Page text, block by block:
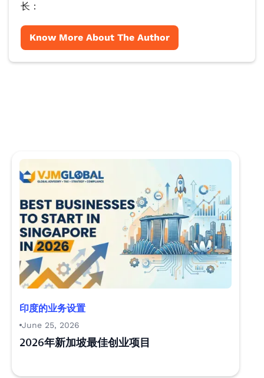
长：
Know More About The Author
印度的业务设置
June 25, 2026
2026年新加坡最佳创业项目